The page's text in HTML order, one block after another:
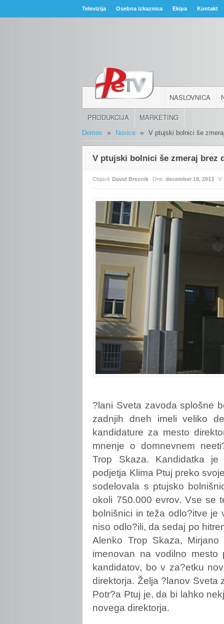
Televizija Osebna izkaznica Ekipa Kontakt
NASLOVNICA
PRODUKCIJA MARKETING
Domov » Novice » V ptujski bolnici še
V ptujski bolnici še zmeraj brez
Objavil:David Breznik Dne:december 19, 2013
?lani Sveta zavoda splošne
zadnjih dneh imeli veliko
kandidature za mesto
mnenje o domnevnem
Trop Skaza. Kandidatka
podjetja Klima Ptuj preko
sodelovala s ptujsko
okoli 750.000 evrov. Vse se
bolnišnici in teža odlo?itve
niso odlo?ili, da sedaj po
Alenko Trop Skaza,
imenovan na vodilno mesto
kandidatov, bo v za?etku
direktorja. Želja ?lanov Sveta
Potr?a Ptuj je, da bi lahko
novega direktorja.